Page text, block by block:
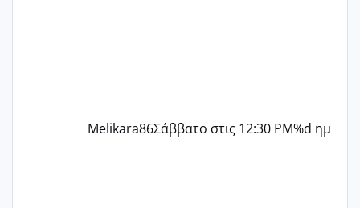
Melikara86Σάββατο στις 12:30 PM%d ημ